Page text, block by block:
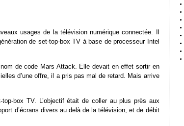
usages de la télévision numérique connectée. Il
de set-top-box TV à base de processeur Intel
de code Mars Attack. Elle devait en effet sortir en
d’une offre, il a pris pas mal de retard. Mais arrive
box TV. L’objectif était de coller au plus près aux
d’écrans divers au delà de la télévision, et de débit